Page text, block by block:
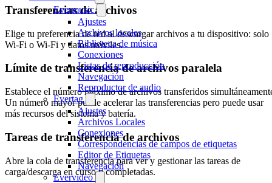
Evermusic
Ajustes
Archivos locales
Biblioteca de música
Conexiones
Listas de reproducción
Navegación
Reproductor de audio
Evertag
Ajustes
Archivos Locales
Conexiones
Correspondencias de campos de etiquetas
Editor de Etiquetas
Navegación
Evervideo
Transferencias de archivos
Elige tu preferencia de red al descargar archivos a tu dispositivo: solo
Wi-Fi o Wi-Fi y datos móviles.
Límite de transferencia de archivos paralela
Establece el número máximo de archivos transferidos
Un número mayor puede acelerar las transferencias pero puede usar
más recursos del sistema y batería.
Tareas de transferencia de archivos
Abre la cola de transferencia para ver y gestionar las tareas de
carga/descarga en curso y completadas.